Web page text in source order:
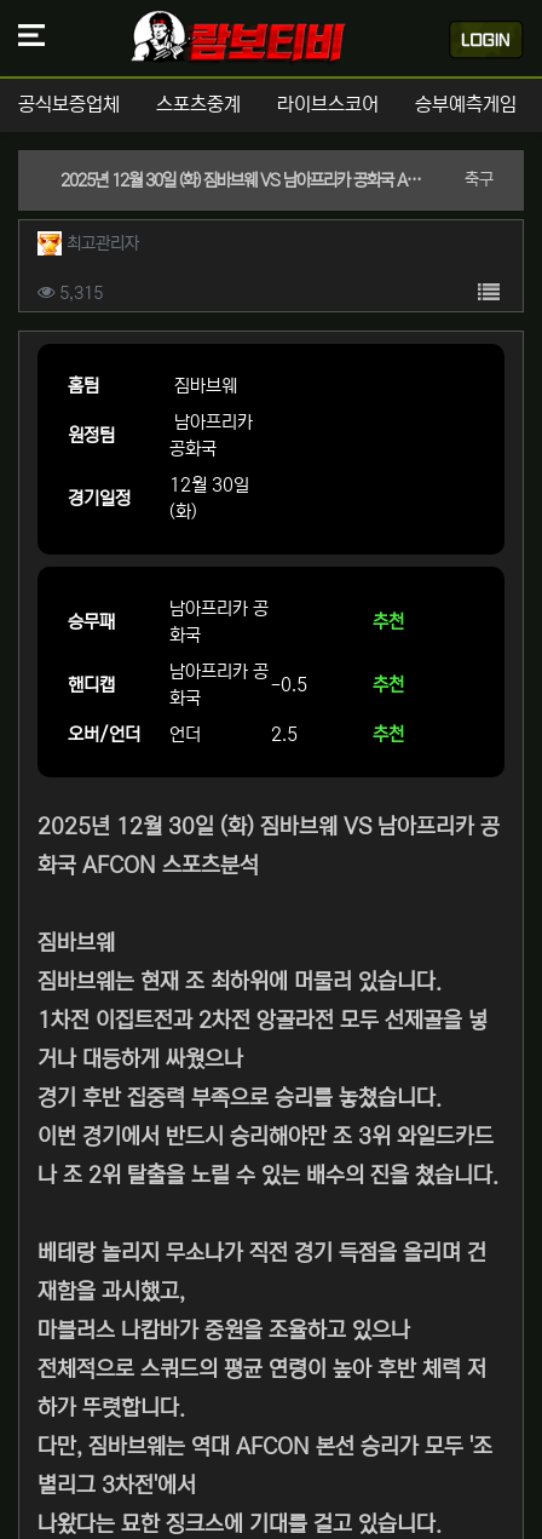
공식보증업체 스포츠중계 라이브스코어 승부예측게임
2025년 12월 30일 (화) 짐바브웨 VS 남아프리카 공화국 AFCON 스포츠분석 축구분류
작성자 정보
최고관리자작성
컨텐츠 정보
5,315조회 목록
본문
홈팀 짐바브웨
원정팀
남아프리카
공화국
경기일정
12월 30일
(화)
승무패
남아프리카 공
화국
추천
핸디캡
남아프리카 공
화국
-0.5 추천
오버/언더 언더 2.5 추천
2025년 12월 30일 (화) 짐바브웨 VS 남아프리카 공
화국 AFCON 스포츠분석
짐바브웨
짐바브웨는 현재 조 최하위에 머물러 있습니다.
1차전 이집트전과 2차전 앙골라전 모두 선제골을 넣
거나 대등하게 싸웠으나
경기 후반 집중력 부족으로 승리를 놓쳤습니다.
이번 경기에서 반드시 승리해야만 조 3위 와일드카드
나 조 2위 탈출을 노릴 수 있는 배수의 진을 쳤습니다.
베테랑 놀리지 무소나가 직전 경기 득점을 올리며 건
재함을 과시했고,
마블러스 나캄바가 중원을 조율하고 있으나
전체적으로 스쿼드의 평균 연령이 높아 후반 체력 저
하가 뚜렷합니다.
다만, 짐바브웨는 역대 AFCON 본선 승리가 모두 '조
별리그 3차전'에서
나왔다는 묘한 징크스에 기대를 걸고 있습니다.